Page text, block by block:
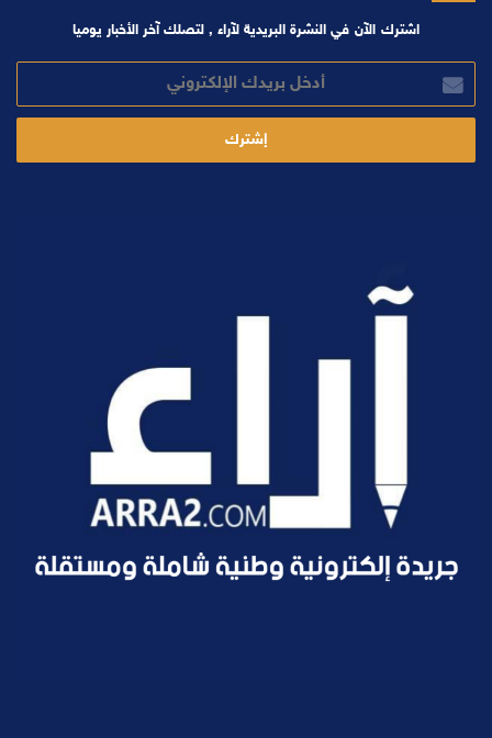
اشترك الآن في النشرة البريدية لآراء , لتصلك آخر الأخبار يوميا
بريدك
الإلكتروني